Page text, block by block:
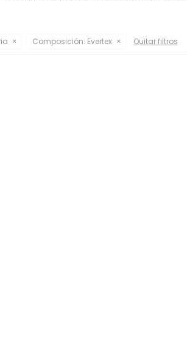
Composición: Evertex Quitar filtros